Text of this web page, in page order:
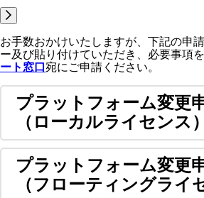
お手数おかけいたしますが、下記の申
ー及び貼り付けていただき、必要事項
ート窓口 宛にご申請ください。
プラットフォーム変更
（ローカルライセンス）
プラットフォーム変更
（フローティングライ